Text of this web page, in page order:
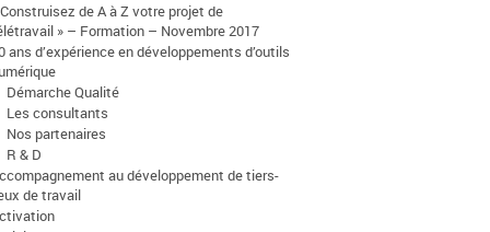
de A à Z votre projet de
» – Formation – Novembre 2017
ans d’expérience en développements d’outils
Démarche Qualité
Les consultants
Nos partenaires
R & D
au développement de tiers-
de travail